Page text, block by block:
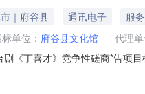
｜府谷县 通讯电子
服务
单位： 府谷县文化馆
代理
《丁喜才》竞争性磋商*告项
算金额：1,927,040.00元采购